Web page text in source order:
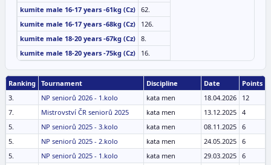
kumite male 16-17 years -61kg (Cz) 62.
kumite male 16-17 years -68kg (Cz)
126.
kumite male 18-20 years -67kg (Cz) 8.
kumite male 18-20 years -75kg (Cz)
16.
Ranking Tournament Discipline Date
Points
3.
NP seniorů 2026 - 1.kolo kata men 18.04.2026
12
7.
Mistrovství ČR seniorů 2025 kata men 13.12.2025 4
5.
NP seniorů 2025 - 3.kolo kata men 08.11.2025 6
5.
NP seniorů 2025 - 2.kolo kata men 24.05.2025 6
5.
NP seniorů 2025 - 1.kolo kata men 29.03.2025 6